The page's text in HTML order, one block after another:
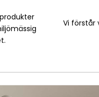
Vi förstår